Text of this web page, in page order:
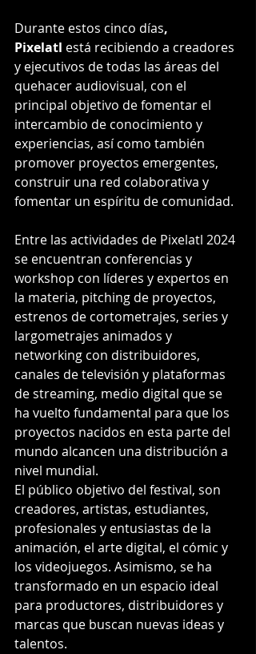
Durante estos cinco días,
Pixelatl está recibiendo a creadores
y ejecutivos de todas las áreas del
quehacer audiovisual, con el
principal objetivo de fomentar el
intercambio de conocimiento y
experiencias, así como también
promover proyectos emergentes,
construir una red colaborativa y
fomentar un espíritu de comunidad.
Entre las actividades de Pixelatl 2024
se encuentran conferencias y
workshop con líderes y expertos en
la materia, pitching de proyectos,
estrenos de cortometrajes, series y
largometrajes animados y
networking con distribuidores,
canales de televisión y plataformas
de streaming, medio digital que se
ha vuelto fundamental para que los
proyectos nacidos en esta parte del
mundo alcancen una distribución a
nivel mundial.
El público objetivo del festival, son
creadores, artistas, estudiantes,
profesionales y entusiastas de la
animación, el arte digital, el cómic y
los videojuegos. Asimismo, se ha
transformado en un espacio ideal
para productores, distribuidores y
marcas que buscan nuevas ideas y
talentos.